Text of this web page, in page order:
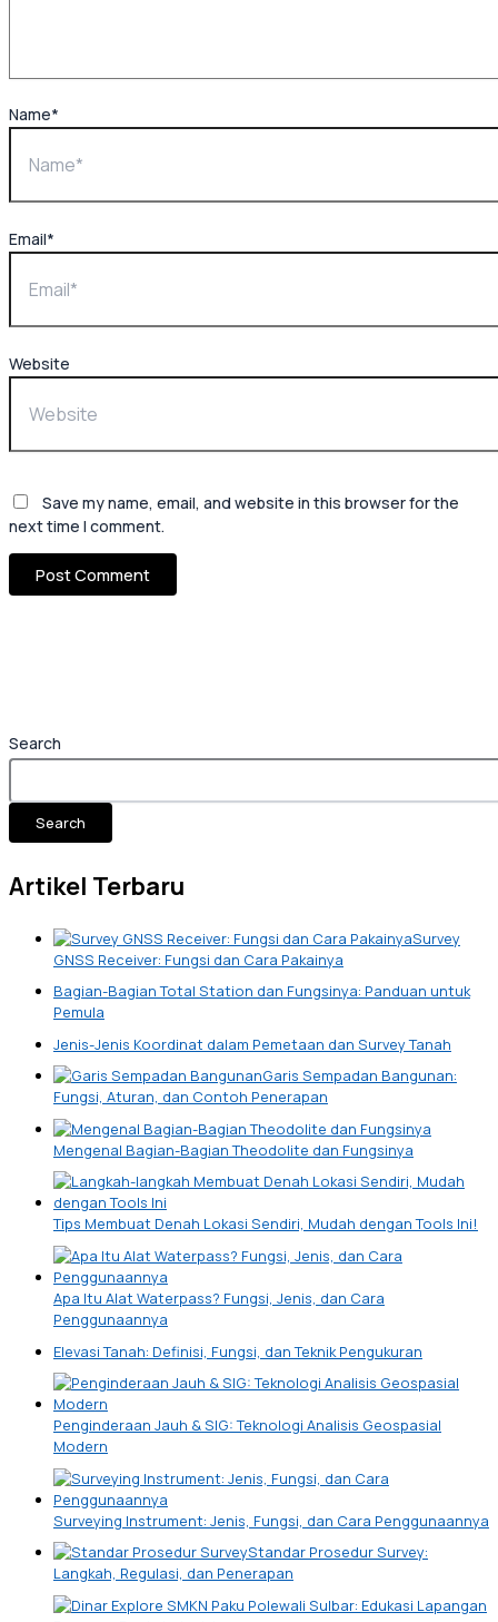
Search
Search
Artikel Terbaru
Survey
GNSS Receiver: Fungsi dan Cara Pakainya
Bagian-Bagian Total Station dan Fungsinya: Panduan untuk
Pemula
Jenis-Jenis Koordinat dalam Pemetaan dan Survey Tanah
Garis Sempadan Bangunan:
Fungsi, Aturan, dan Contoh Penerapan
Mengenal Bagian-Bagian Theodolite dan Fungsinya
Tips Membuat Denah Lokasi Sendiri, Mudah dengan Tools Ini!
Apa Itu Alat Waterpass? Fungsi, Jenis, dan Cara
Penggunaannya
Elevasi Tanah: Definisi, Fungsi, dan Teknik Pengukuran
Penginderaan Jauh & SIG: Teknologi Analisis Geospasial
Modern
Surveying Instrument: Jenis, Fungsi, dan Cara Penggunaannya
Standar Prosedur Survey:
Langkah, Regulasi, dan Penerapan
Name*
Email*
Website
Save my name, email, and website in this browser for the
next time I comment.